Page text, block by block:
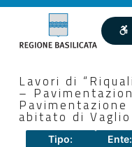
Lavori di
–
abitato di
Tipo: